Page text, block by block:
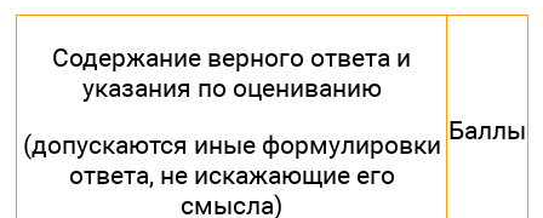
Содержание верного ответа и
указания по оцениванию
(допускаются иные формулировки
ответа, не искажающие его
смысла)
Баллы